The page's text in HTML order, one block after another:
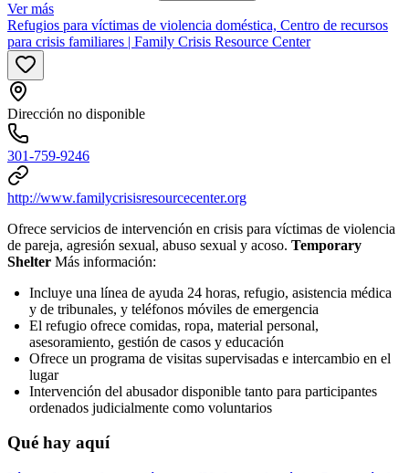
Ver más
Refugios para víctimas de violencia doméstica, Centro de recursos
para crisis familiares | Family Crisis Resource Center
Dirección no disponible
301-759-9246
http://www.familycrisisresourcecenter.org
Ofrece servicios de intervención en crisis para víctimas de violencia
de pareja, agresión sexual, abuso sexual y acoso. Temporary
Shelter Más información:
Incluye una línea de ayuda 24 horas, refugio, asistencia médica
y de tribunales, y teléfonos móviles de emergencia
El refugio ofrece comidas, ropa, material personal,
asesoramiento, gestión de casos y educación
Ofrece un programa de visitas supervisadas e intercambio en el
lugar
Intervención del abusador disponible tanto para participantes
ordenados judicialmente como voluntarios
Qué hay aquí